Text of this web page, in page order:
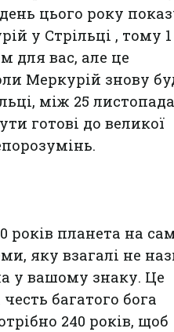
цього року
у Стрільці , тому
для вас, але це
Меркурій знову
між 25
готові до великої
років планета на
яку взагалі не
у вашому знаку. Це
багатого бога
240 років, щоб